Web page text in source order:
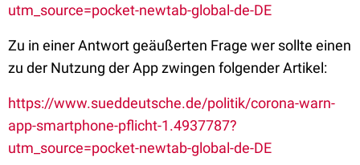
utm_source=pocket-newtab-global-de-DE
Zu in einer Antwort geäußerten Frage wer sollte einen
zu der Nutzung der App zwingen folgender Artikel:
https://www.sueddeutsche.de/politik/corona-warn-
app-smartphone-pflicht-1.4937787?
utm_source=pocket-newtab-global-de-DE